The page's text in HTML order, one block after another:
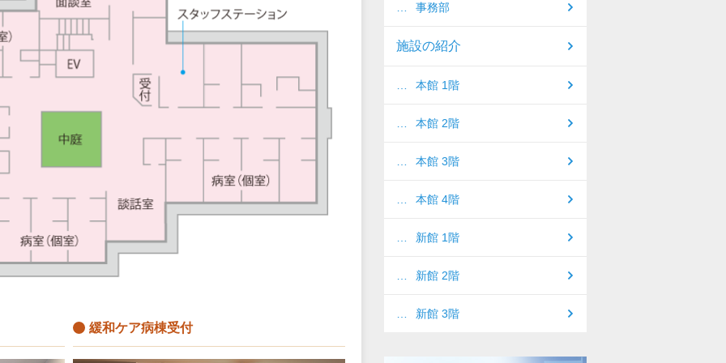
緩和ケア病棟受付
事務部
施設の紹介
本館 1階
本館 2階
本館 3階
本館 4階
新館 1階
新館 2階
新館 3階